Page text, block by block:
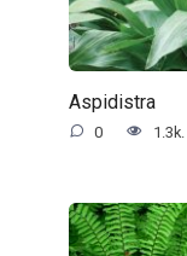
Aspidistra
0 1.3k.